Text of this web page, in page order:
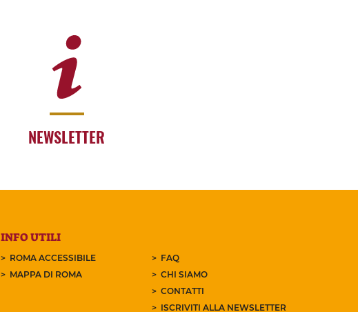
NEWSLETTER
INFO UTILI
ROMA ACCESSIBILE
MAPPA DI ROMA
FAQ
CHI SIAMO
CONTATTI
ISCRIVITI ALLA NEWSLETTER